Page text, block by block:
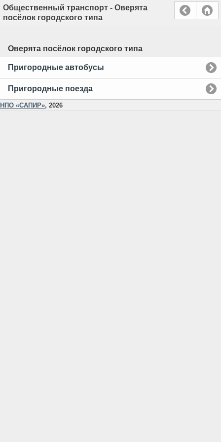
Общественный транспорт - Оверята
посёлок городского типа
Оверята посёлок городского типа
Пригородные автобусы
Пригородные поезда
НПО «САПИР», 2026